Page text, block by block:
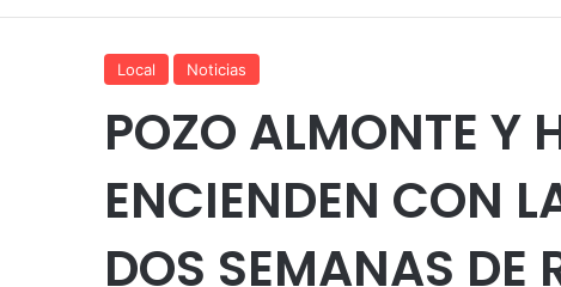
Local Noticias
POZO ALMONTE Y
ENCIENDEN CON
DOS SEMANAS DE